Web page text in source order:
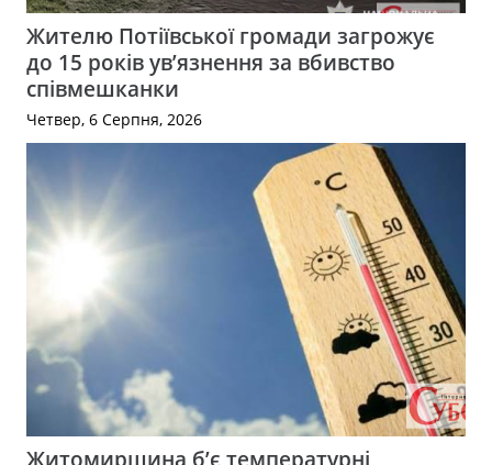
Жителю Потіївської громади загрожує
до 15 років ув’язнення за вбивство
співмешканки
Четвер, 6 Серпня, 2026